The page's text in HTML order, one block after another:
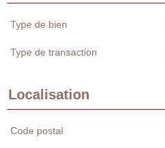
Type de bien
Type de transaction
Localisation
Code postal